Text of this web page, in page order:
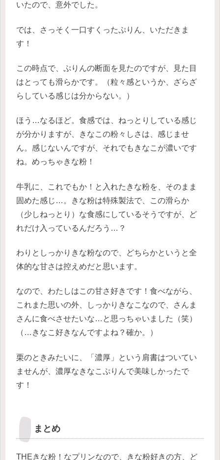
いたので、意外でした。
では、さっそく一口すくったぷりん、いただきま
す！
この時点で、ぷりんの断面を見たのですが、見た目
はとっても滑らかです。（粒々感というか、ざらざ
らしている感じは分からない。）
ほう…なるほど。食感では、ねっとりしている感じ
が分かりますが、きなこの粉々しさは、感じませ
ん。感じないんですが、それでもきなこが濃いです
ね。めっちゃきな粉！
牛乳に、これでもか！と入れたきな粉を、そのまま
固めた感じ…。きな粉は特殊製法で、この滑らか
（少しねっとり）な食感にしているそうですが、ど
れだけ入っているんだろう…？
わりとしっかりきな粉なので、どちらかというと全
体的な甘さは控えめだと思います。
なので、わたしはこの甘さ好きです！食べながら、
これまた思いの外、しっかりきなこなので、さんま
さんに食べさせたいな…と思っちゃいました（笑）
（…きなこ好きなんですよね？確か。）
栗のときみたいに、「濃厚」という肩書はついてい
ませんが、濃厚なきなこぷりんで美味しかったで
す！
まとめ
THEきな粉！なプリンなので、きな粉好きの方、ど